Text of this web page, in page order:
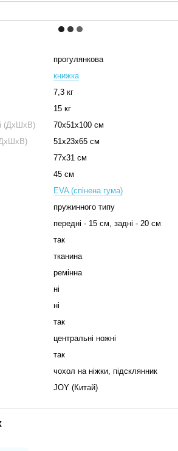
прогулянкова
книжка
7,3 кг
15 кг
(ДхШхВ)
70х51х100 см
51х23х65 см
77х31 см
45 см
EVA (спінена гума)
пружинного типу
передні - 15 см, задні - 20 см
так
тканина
ремінна
ні
ні
так
центральні ножні
так
чохол на ніжки, підсклянник
JOY (Китай)